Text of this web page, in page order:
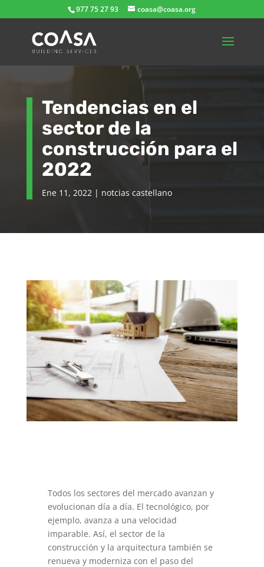
977 75 27 93 coasa@coasa.org
Tendencias en el
sector de la
construcción para el
2022
Ene 11, 2022| notcias castellano
Todos los sectores del mercado avanzan y
evolucionan día a día. El tecnológico, por
ejemplo, avanza a una velocidad
imparable. Así, el sector de la
construcción y la arquitectura también se
renueva y moderniza con el paso del